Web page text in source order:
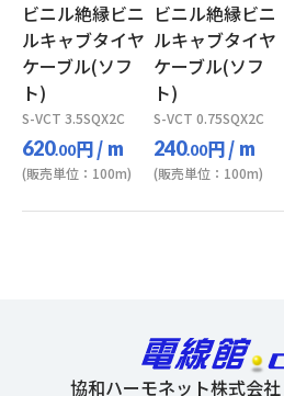
ビニル絶縁ビニ
ルキャブタイヤ
ケーブル(ソフ
ト)
S-VCT 3.5SQX2C
620.00円/ m
(販売単位：100m)
ビニル絶縁ビニ
ルキャブタイヤ
ケーブル(ソフ
ト)
S-VCT 0.75SQX2C
240.00円/ m
(販売単位：100m)
協和ハーモネット株式会社